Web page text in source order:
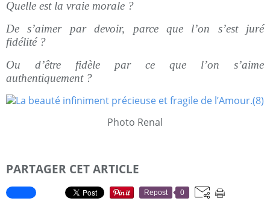
Quelle est la vraie morale ?
De s’aimer par devoir, parce que l’on s’est juré
fidélité ?
Ou d’être fidèle par ce que l’on s’aime
authentiquement ?
Photo Renal
PARTAGER CET ARTICLE
Repost 0